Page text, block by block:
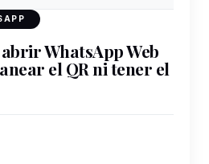
WhatsApp Web
el QR ni tener el